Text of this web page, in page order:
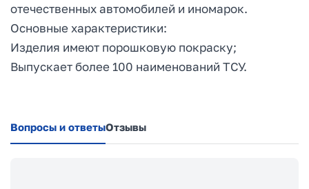
отечественных автомобилей и иномарок.
Основные характеристики:
Изделия имеют порошковую покраску;
Выпускает более 100 наименований ТСУ.
Вопросы и ответыОтзывы